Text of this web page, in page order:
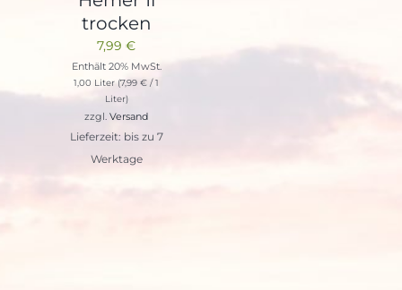
trocken
7,99€
Enthält 20% MwSt.
1,00 Liter (7,99€ / 1
Liter)
zzgl.Versand
Lieferzeit: bis zu 7
Werktage